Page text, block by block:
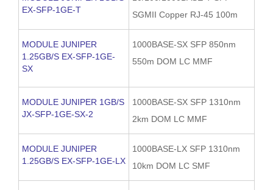
EX-SFP-1GE-T
SGMII Copper RJ-45 100m
MODULE JUNIPER
1.25GB/S EX-SFP-1GE-
SX
1000BASE-SX SFP 850nm
550m DOM LC MMF
MODULE JUNIPER 1GB/S
JX-SFP-1GE-SX-2
1000BASE-SX SFP 1310nm
2km DOM LC MMF
MODULE JUNIPER
1.25GB/S EX-SFP-1GE-LX
1000BASE-LX SFP 1310nm
10km DOM LC SMF